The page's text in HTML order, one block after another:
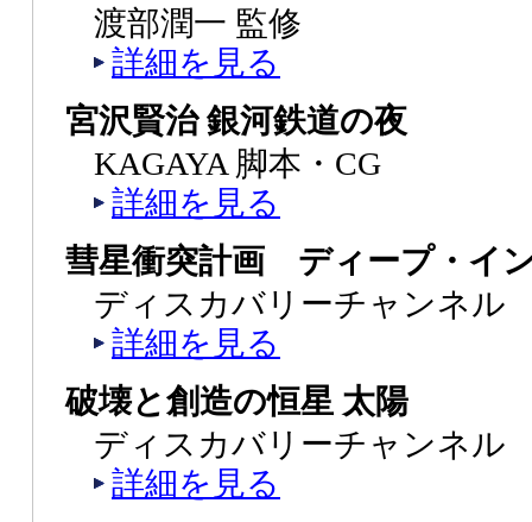
渡部潤一 監修
詳細を見る
宮沢賢治 銀河鉄道の夜
KAGAYA 脚本・CG
詳細を見る
彗星衝突計画 ディープ・イ
ディスカバリーチャンネル
詳細を見る
破壊と創造の恒星 太陽
ディスカバリーチャンネル
詳細を見る